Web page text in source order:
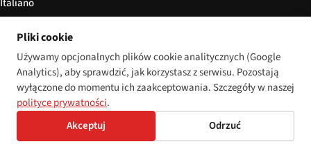
Italiano
© 2026 Disability World. Wszelkie prawa zastrzeżone. Cookie settings
DeutschEspañol 简体中文PolskiFrançais
Pliki cookie
Używamy opcjonalnych plików cookie analitycznych (Google
Analytics), aby sprawdzić, jak korzystasz z serwisu. Pozostają
wyłączone do momentu ich zaakceptowania. Szczegóły w naszej
polityce prywatności.
Akceptuj
Odrzuć